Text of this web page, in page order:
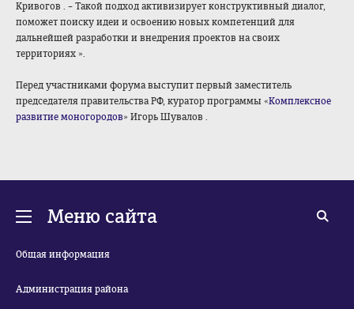
Кривогов . – Такой подход активизирует конструктивный диалог,
поможет поиску идеи и освоению новых компетенций для
дальнейшей разработки и внедрения проектов на своих
территориях ».
Перед участниками форума выступит первый заместитель
председателя правительства РФ, куратор программы «Комплексное
развитие моногородов» Игорь Шувалов .
Меню сайта
Общая информация
Администрация района